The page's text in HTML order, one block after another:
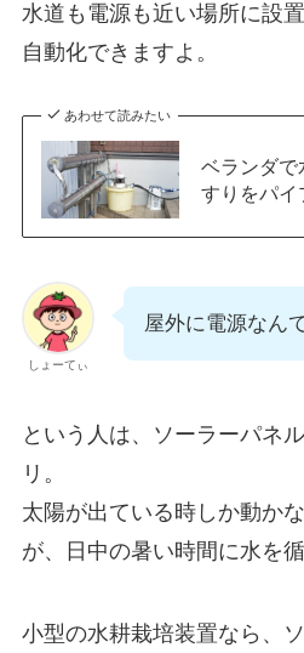
水道も電源も近い場所に設
自動化できますよ。
あわせて読みたい
ベランダで
すりをパイ
しょーてぃ
屋外に電源なん
という人は、ソーラーパネ
リ。
太陽が出ている時しか動か
が、日中の暑い時間に水を
小型の水耕栽培装置なら、